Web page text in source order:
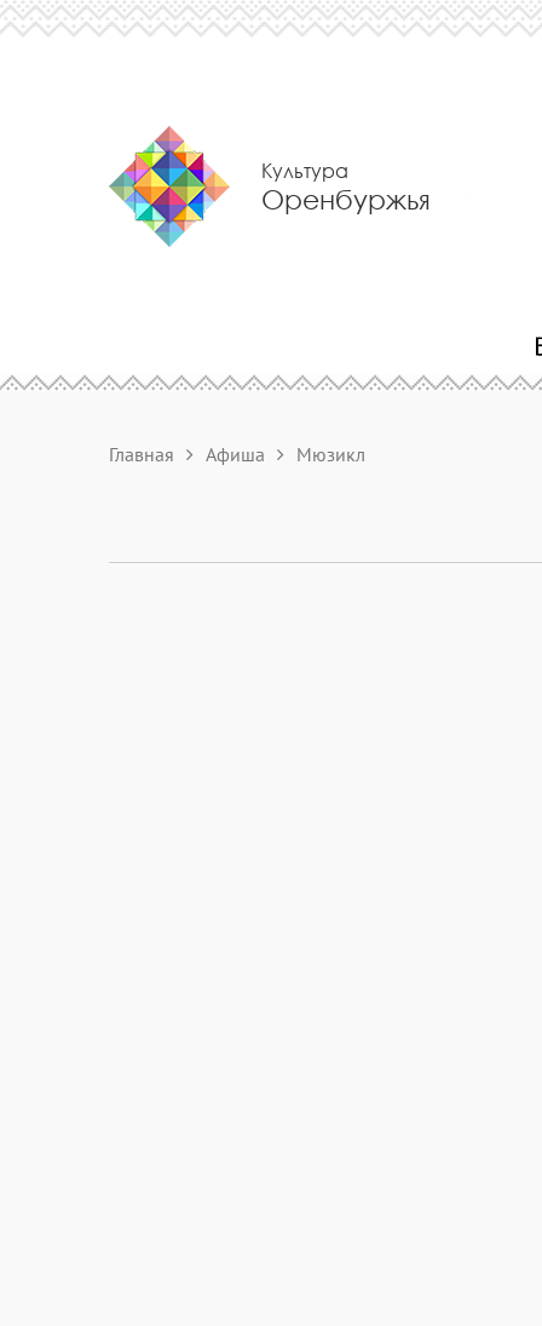
Культура
Оренбуржья
Главная Афиша Мюзикл